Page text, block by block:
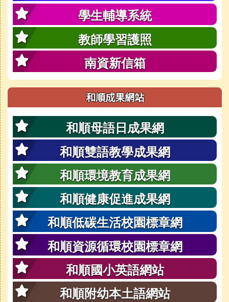
學生輔導系統
教師學習護照
南資新信箱
和順成果網站
和順母語日成果網
和順雙語教學成果網
和順環境教育成果網
和順健康促進成果網
和順低碳生活校園標章網
和順資源循環校園標章網
和順國小英語網站
和順附幼本土語網站